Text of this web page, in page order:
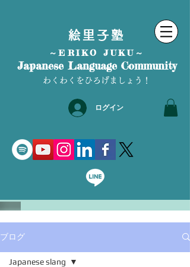
絵里子塾
～ERIKO JUKU～
Japanese Language Community
わくわくをひろげましょう！
ログイン
ブログ
Japanese slang